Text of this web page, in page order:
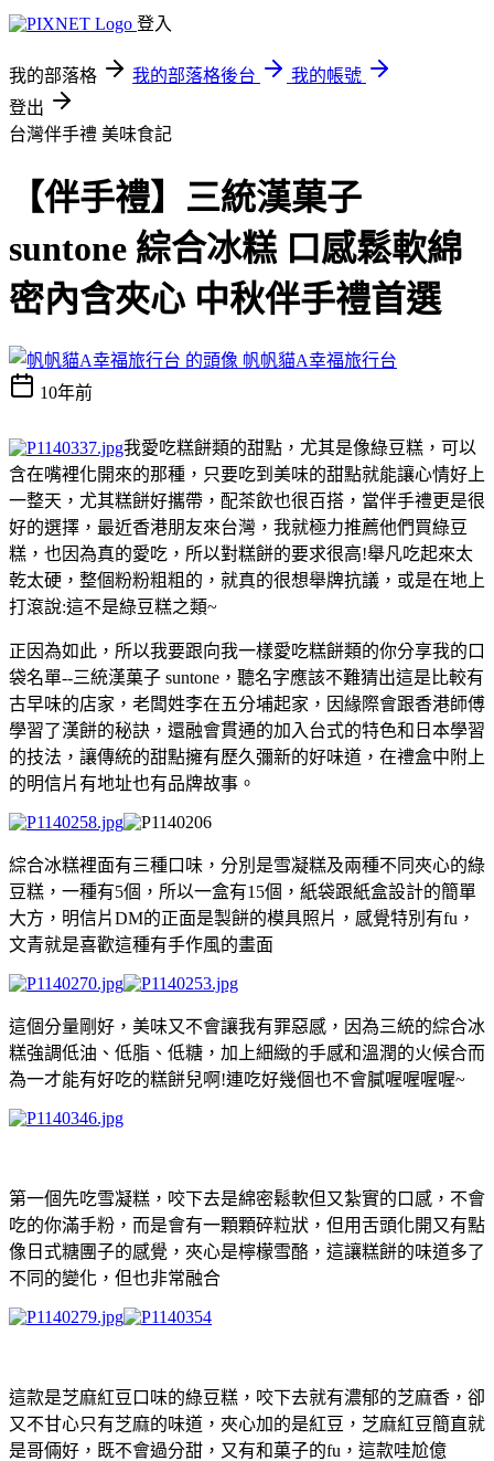
登入
我的部落格 我的部落格後台
我的帳號
登出
台灣伴手禮 美味食記
【伴手禮】三統漢菓子
suntone 綜合冰糕 口感鬆軟綿
密內含夾心 中秋伴手禮首選
帆帆貓A幸福旅行台
10年前
我愛吃糕餅類的甜點，尤其是像綠豆糕，可以
含在嘴裡化開來的那種，只要吃到美味的甜點就能讓心情好上
一整天，尤其糕餅好攜帶，配茶飲也很百搭，當伴手禮更是很
好的選擇，最近香港朋友來台灣，我就極力推薦他們買綠豆
糕，也因為真的愛吃，所以對糕餅的要求很高!舉凡吃起來太
乾太硬，整個粉粉粗粗的，就真的很想舉牌抗議，或是在地上
打滾說:這不是綠豆糕之類~
正因為如此，所以我要跟向我一樣愛吃糕餅類的你分享我的口
袋名單--三統漢菓子 suntone，聽名字應該不難猜出這是比較有
古早味的店家，老闆姓李在五分埔起家，因緣際會跟香港師傅
學習了漢餅的秘訣，還融會貫通的加入台式的特色和日本學習
的技法，讓傳統的甜點擁有歷久彌新的好味道，在禮盒中附上
的明信片有地址也有品牌故事。
綜合冰糕裡面有三種口味，分別是雪凝糕及兩種不同夾心的綠
豆糕，一種有5個，所以一盒有15個，紙袋跟紙盒設計的簡單
大方，明信片DM的正面是製餅的模具照片，感覺特別有fu，
文青就是喜歡這種有手作風的畫面
這個分量剛好，美味又不會讓我有罪惡感，因為三統的綜合冰
糕強調低油、低脂、低糖，加上細緻的手感和溫潤的火候合而
為一才能有好吃的糕餅兒啊!連吃好幾個也不會膩喔喔喔喔~
第一個先吃雪凝糕，咬下去是綿密鬆軟但又紮實的口感，不會
吃的你滿手粉，而是會有一顆顆碎粒狀，但用舌頭化開又有點
像日式糖團子的感覺，夾心是檸檬雪酪，這讓糕餅的味道多了
不同的變化，但也非常融合
這款是芝麻紅豆口味的綠豆糕，咬下去就有濃郁的芝麻香，卻
又不甘心只有芝麻的味道，夾心加的是紅豆，芝麻紅豆簡直就
是哥倆好，既不會過分甜，又有和菓子的fu，這款哇尬億